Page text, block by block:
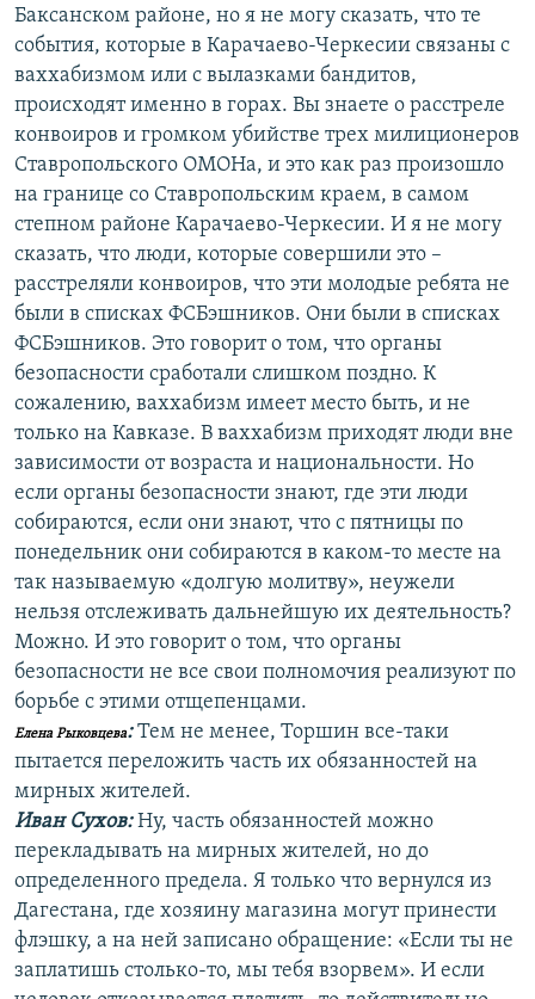
Баксанском районе, но я не могу сказать, что те
события, которые в Карачаево-Черкесии связаны с
ваххабизмом или с вылазками бандитов,
происходят именно в горах. Вы знаете о расстреле
конвоиров и громком убийстве трех милиционеров
Ставропольского ОМОНа, и это как раз произошло
на границе со Ставропольским краем, в самом
степном районе Карачаево-Черкесии. И я не могу
сказать, что люди, которые совершили это –
расстреляли конвоиров, что эти молодые ребята не
были в списках ФСБэшников. Они были в списках
ФСБэшников. Это говорит о том, что органы
безопасности сработали слишком поздно. К
сожалению, ваххабизм имеет место быть, и не
только на Кавказе. В ваххабизм приходят люди вне
зависимости от возраста и национальности. Но
если органы безопасности знают, где эти люди
собираются, если они знают, что с пятницы по
понедельник они собираются в каком-то месте на
так называемую «долгую молитву», неужели
нельзя отслеживать дальнейшую их деятельность?
Можно. И это говорит о том, что органы
безопасности не все свои полномочия реализуют по
борьбе с этими отщепенцами.
Елена Рыковцева:Тем не менее, Торшин все-таки
пытается переложить часть их обязанностей на
мирных жителей.
Иван Сухов:Ну, часть обязанностей можно
перекладывать на мирных жителей, но до
определенного предела. Я только что вернулся из
Дагестана, где хозяину магазина могут принести
флэшку, а на ней записано обращение: «Если ты не
заплатишь столько-то, мы тебя взорвем». И если